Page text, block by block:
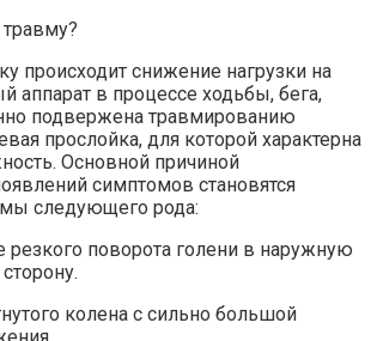
происходит снижение нагрузки на
аппарат в процессе ходьбы, бега,
подвержена травмированию
прослойка, для которой характерна
Основной причиной
симптомов становятся
следующего рода:
резкого поворота голени в наружную
колена с сильно большой